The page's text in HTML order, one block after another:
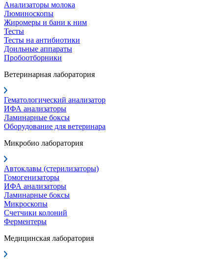
Анализаторы молока
Люминоскопы
Жиромеры и бани к ним
Тесты
Тесты на антибиотики
Доильные аппараты
Пробоотборники
Ветеринарная лаборатория
Гематологический анализатор
ИФА анализаторы
Ламинарные боксы
Оборудование для ветеринара
Микробио лаборатория
Автоклавы (стерилизаторы)
Гомогенизаторы
ИФА анализаторы
Ламинарные боксы
Микроскопы
Счетчики колоний
Ферментеры
Медицинская лаборатория